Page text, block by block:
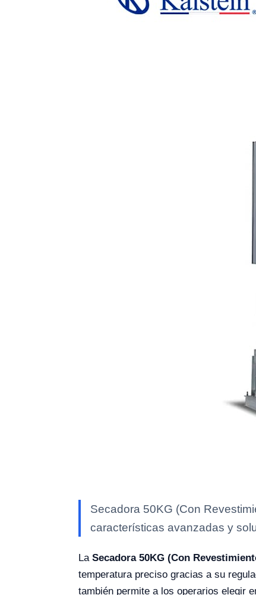
Secadora 50KG (Con
características avanzadas y
La Secadora 50KG (Con
temperatura preciso gracias a su
también permite a los operarios elegir